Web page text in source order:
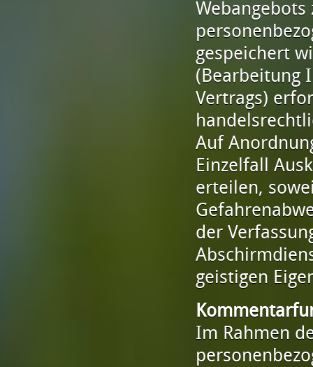
gespeichert
(Bearbeitung
Vertrags)
Auf
Einzelfall
erteilen,
der
geistigen
Im Rahmen